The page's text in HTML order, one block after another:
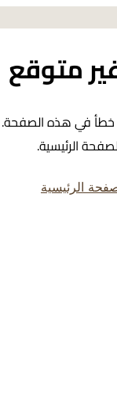
متوقع
خطأ في هذه
الرئيسية.
الرئيسية